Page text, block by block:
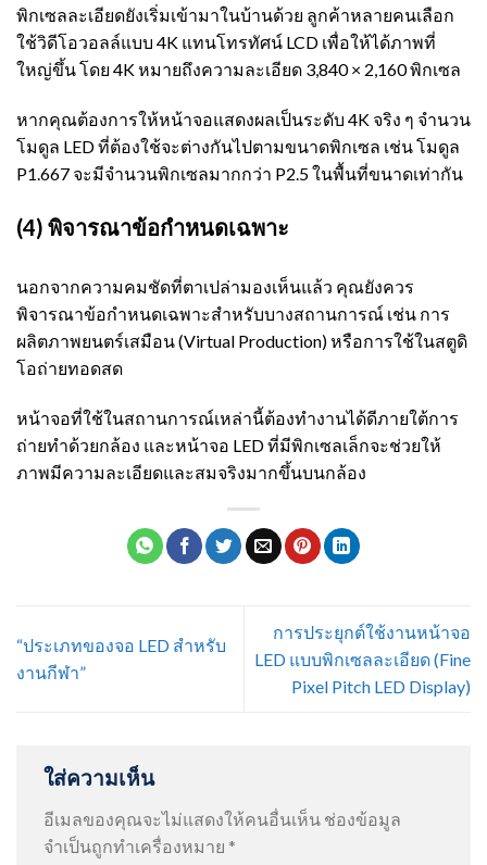
พิกเซลละเอียดยังเริ่มเข้ามาในบ้านด้วย ลูกค้าหลายคนเลือก
ใช้วิดีโอวอลล์แบบ 4K แทนโทรทัศน์ LCD เพื่อให้ได้ภาพที่
ใหญ่ขึ้น โดย 4K หมายถึงความละเอียด 3,840 × 2,160 พิกเซล
หากคุณต้องการให้หน้าจอแสดงผลเป็นระดับ 4K จริง ๆ จำนวน
โมดูล LED ที่ต้องใช้จะต่างกันไปตามขนาดพิกเซล เช่น โมดูล
P1.667 จะมีจำนวนพิกเซลมากกว่า P2.5 ในพื้นที่ขนาดเท่ากัน
(4) พิจารณาข้อกำหนดเฉพาะ
นอกจากความคมชัดที่ตาเปล่ามองเห็นแล้ว คุณยังควร
พิจารณาข้อกำหนดเฉพาะสำหรับบางสถานการณ์ เช่น การ
ผลิตภาพยนตร์เสมือน (Virtual Production) หรือการใช้ในสตูดิ
โอถ่ายทอดสด
หน้าจอที่ใช้ในสถานการณ์เหล่านี้ต้องทำงานได้ดีภายใต้การ
ถ่ายทำด้วยกล้อง และหน้าจอ LED ที่มีพิกเซลเล็กจะช่วยให้
ภาพมีความละเอียดและสมจริงมากขึ้นบนกล้อง
“ประเภทของจอ LED สำหรับ
งานกีฬา”
การประยุกต์ใช้งานหน้าจอ
LED แบบพิกเซลละเอียด (Fine
Pixel Pitch LED Display)
ใส่ความเห็น
อีเมลของคุณจะไม่แสดงให้คนอื่นเห็น ช่องข้อมูล
จำเป็นถูกทำเครื่องหมาย *